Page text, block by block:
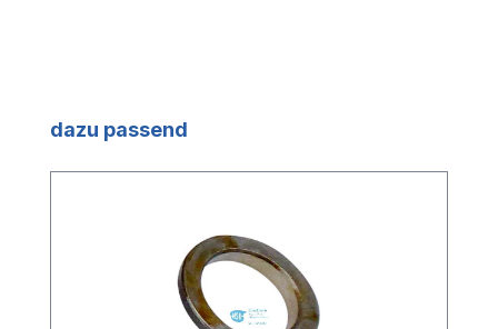
Produktgalerie überspringen
dazu passend